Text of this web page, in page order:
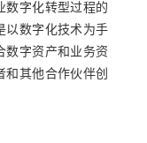
数字化转型过程的
以数字化技术为手
数字资产和业务资
其他合作伙伴创